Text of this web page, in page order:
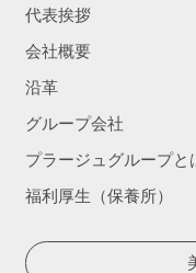
代表挨拶
会社概要
沿革
グループ会社
プラージュグループと
福利厚生（保養所）